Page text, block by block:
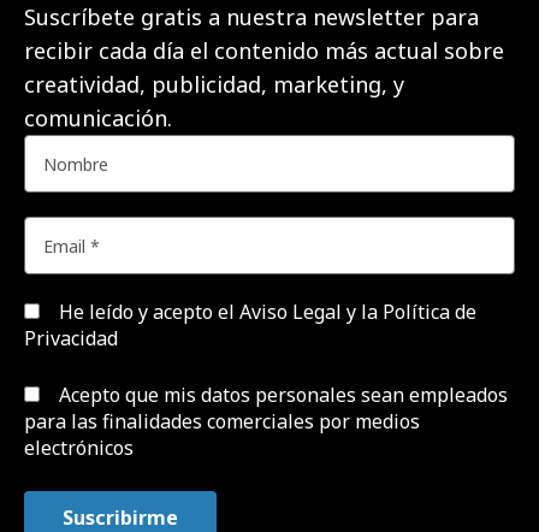
Suscríbete gratis a nuestra newsletter para
recibir cada día el contenido más actual sobre
creatividad, publicidad, marketing, y
comunicación.
He leído y acepto el Aviso Legal y la Política de
Privacidad
Acepto que mis datos personales sean empleados
para las finalidades comerciales por medios
electrónicos